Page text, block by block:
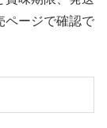
ページで確認で